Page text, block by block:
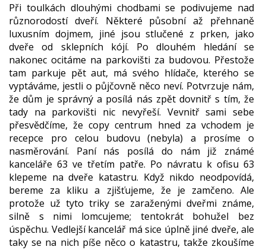
Při toulkách dlouhými chodbami se podivujeme nad
různorodostí dveří. Některé působní až přehnaně
luxusním dojmem, jiné jsou stlučené z prken, jako
dveře od sklepních kójí. Po dlouhém hledání se
nakonec ocitáme na parkovišti za budovou. Přestože
tam parkuje pět aut, má svého hlídače, kterého se
vyptáváme, jestli o půjčovně něco neví. Potvrzuje nám,
že dům je správný a posílá nás zpět dovnitř s tím, že
tady na parkovišti nic nevyřeší. Vevnitř sami sebe
přesvědčíme, že copy centrum hned za vchodem je
recepce pro celou budovu (nebyla) a prosíme o
nasměrování. Paní nás posílá do nám již známé
kanceláře 63 ve třetím patře. Po návratu k ofisu 63
klepeme na dveře katastru. Když nikdo neodpovídá,
bereme za kliku a zjišťujeme, že je zamčeno. Ale
protože už tyto triky se zaraženými dveřmi známe,
silně s nimi lomcujeme; tentokrát bohužel bez
úspěchu. Vedlejší kancelář má sice úplně jiné dveře, ale
taky se na nich píše něco o katastru, takže zkoušíme